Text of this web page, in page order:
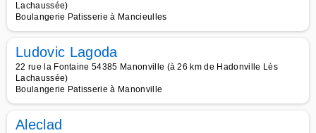
Lachaussée)
Boulangerie Patisserie à Mancieulles
Ludovic Lagoda
22 rue la Fontaine 54385 Manonville (à 26 km de Hadonville Lès
Lachaussée)
Boulangerie Patisserie à Manonville
Aleclad